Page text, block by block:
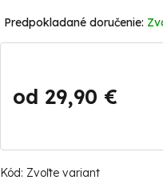
Kód: Zvoľte variant
od 29,90 €
Jednotková